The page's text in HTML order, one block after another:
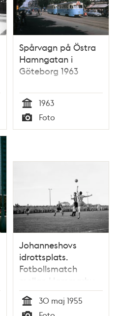
Spårvagn på Östra
Hamngatan i
Göteborg 1963
Tid
1963
Typ
Foto
Johanneshovs
idrottsplats.
Fotbollsmatch
mellan Hammarby
och Göteborg.
Tid
30 maj 1955